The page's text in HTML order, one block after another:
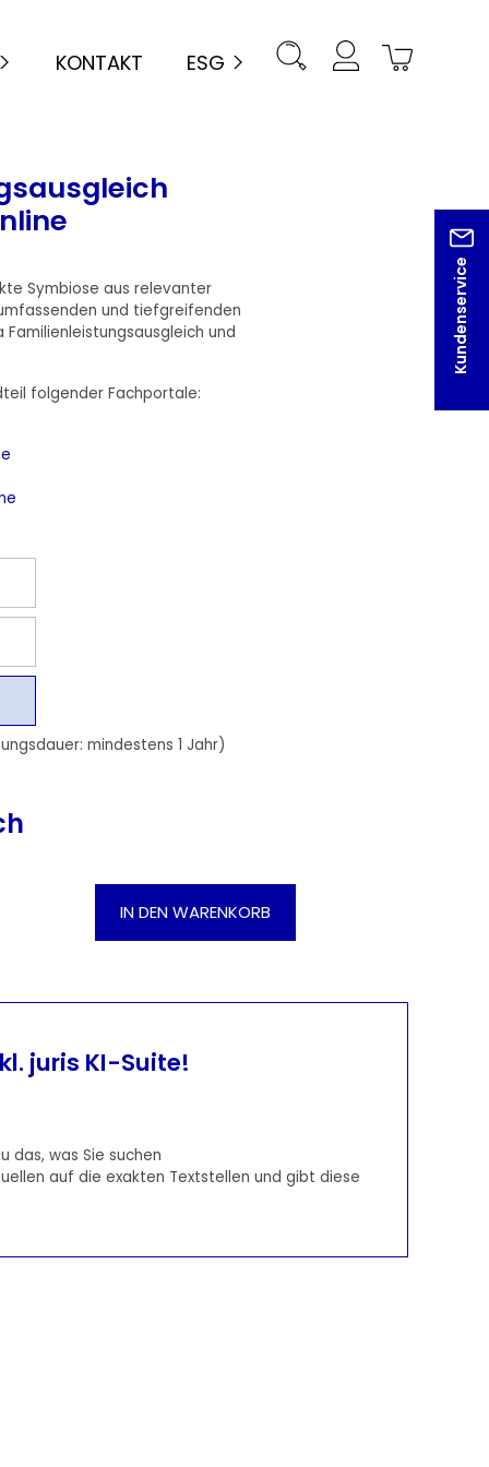
KONTAKT ESG
Kundenservice
Symbiose aus relevanter
und tiefgreifenden
und
folgender Fachportale:
mindestens 1 Jahr)
den gewünschten Wert ein oder
IN DEN WARENKORB
juris KI-Suite!
das, was Sie suchen
auf die exakten Textstellen und gibt diese